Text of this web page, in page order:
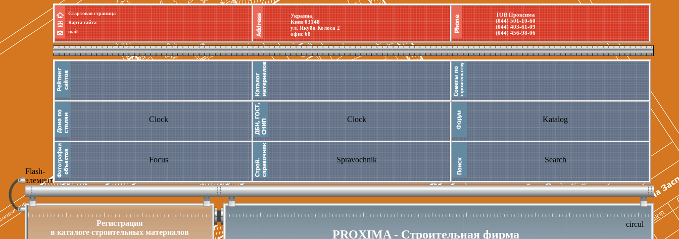
Flash-
элемент
Стартовая страница
Карта сайта
mail
Украина,
Киев 03148
ул. Якуба Колоса 2
офис 68
ТОВ Проксима
(044) 501-10-60
(044) 403-61-09
(044) 456-98-06
Clock Clock Katalog
Focus Spravochnik Search
Регистрация
в каталоге строительных материалов
circul
PROXIMA - Строительная фирма